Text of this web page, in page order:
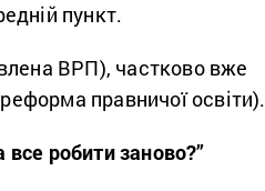
пункт.
ВРП), частково вже
правничої освіти).
робити заново?”